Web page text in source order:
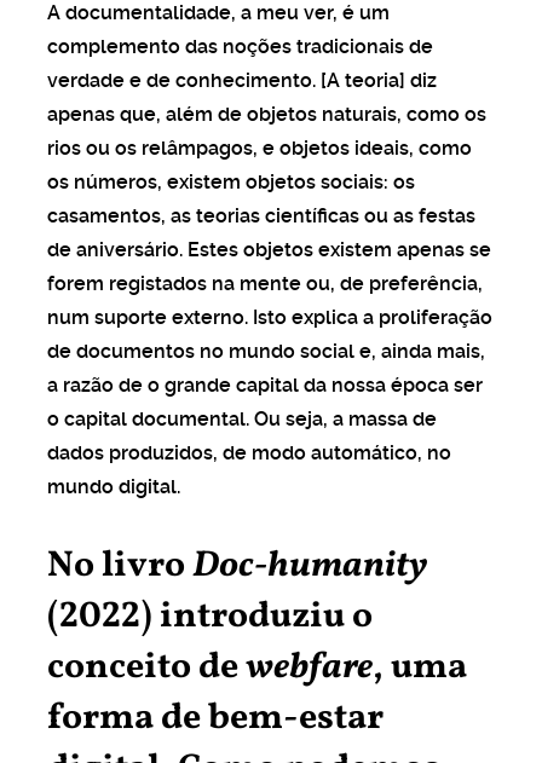
A documentalidade, a meu ver, é um
complemento das noções tradicionais de
verdade e de conhecimento. [A teoria] diz
apenas que, além de objetos naturais, como os
rios ou os relâmpagos, e objetos ideais, como
os números, existem objetos sociais: os
casamentos, as teorias científicas ou as festas
de aniversário. Estes objetos existem apenas se
forem registados na mente ou, de preferência,
num suporte externo. Isto explica a proliferação
de documentos no mundo social e, ainda mais,
a razão de o grande capital da nossa época ser
o capital documental. Ou seja, a massa de
dados produzidos, de modo automático, no
mundo digital.
No livroDoc-humanity
(2022) introduziu o
conceito dewebfare, uma
forma de bem-estar